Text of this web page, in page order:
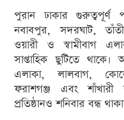
পুরান ঢাকার গুরুত্বপূর্ণ
নবাবপুর, সদরঘাট,
ওয়ারী ও স্বামীবাগ
সাপ্তাহিক ছুটিতে থাকে।
এলাকা, লালবাগ,
ফরাশগঞ্জ এবং শাঁখারী
প্রতিষ্ঠানও শনিবার বন্ধ